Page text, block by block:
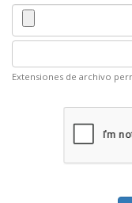
Extensiones de archivo